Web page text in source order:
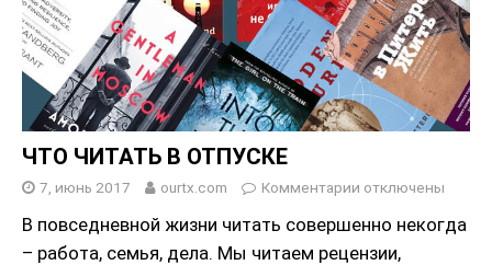
ЧТО ЧИТАТЬ В ОТПУСКЕ
7, июнь 2017 ourtx.com Комментарии отключены
В повседневной жизни читать совершенно некогда
– работа, семья, дела. Мы читаем рецензии,